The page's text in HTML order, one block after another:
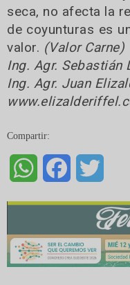
seca, no afecta la
de coyunturas es
valor. (Valor Carne)
Ing. Agr. Sebastián
Ing. Agr. Juan
Compartir:
WhatsAppFacebook